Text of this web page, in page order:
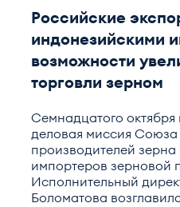
Российские
индонезийскими
возможности
торговли зерном
Семнадцатого
деловая миссия Союза
производителей
импортеров зерновой
Исполнительный
Боломатова